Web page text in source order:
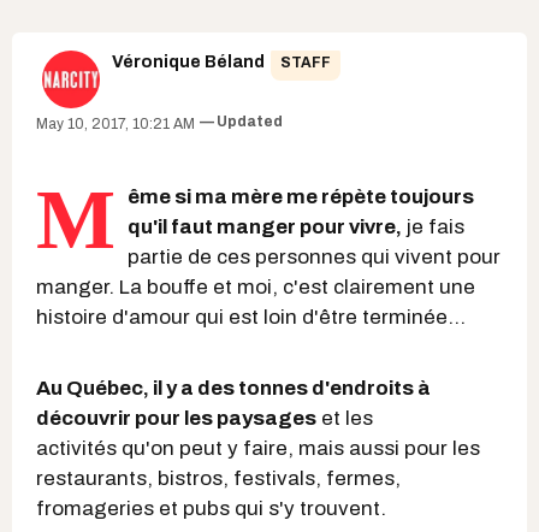
Véronique Béland STAFF
May 10, 2017, 10:21 AM Updated
M
ême si ma mère me répète toujours
qu'il faut manger pour vivre, je fais
partie de ces personnes qui vivent pour
manger. La bouffe et moi, c'est clairement une
histoire d'amour qui est loin d'être terminée...
Au Québec, il y a des tonnes d'endroits à
découvrir pour les paysages et les
activités qu'on peut y faire, mais aussi pour les
restaurants, bistros, festivals, fermes,
fromageries et pubs qui s'y trouvent.